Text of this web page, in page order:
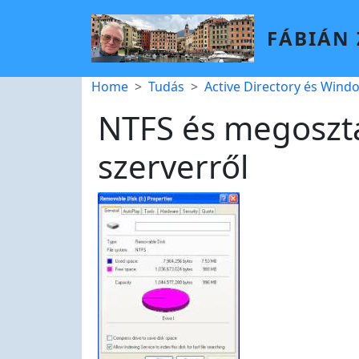
FÁBIÁN
Breadcrumb
Home Tudás Active Directory és
NTFS és
szerverről